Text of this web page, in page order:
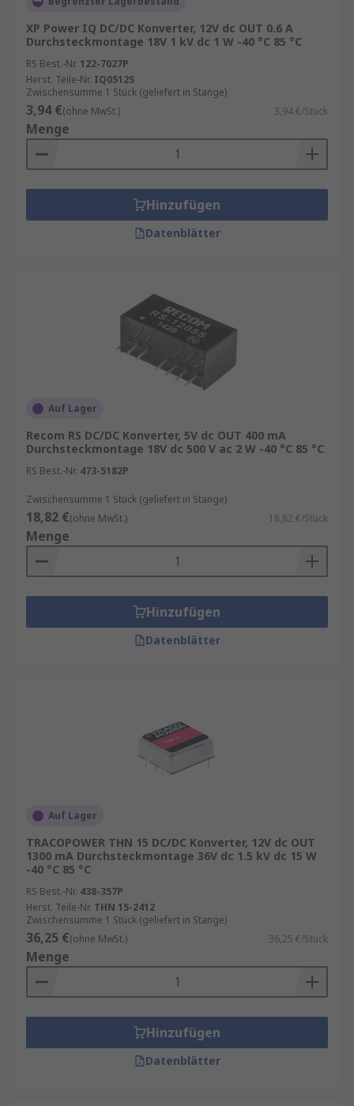
mit unseren
RS Procurement Solutions
Ein DC/DC‑Wandler wandelt eine vorhandene
Gleichspannung (z. B. 12 V oder 24 V) in eine
andere Gleichspannung (z. B. 5 V, ±15 V oder 3,3
V) um. Dabei kann die Ausgangsspannung
herabgesetzt (Buck), hochgesetzt (Boost) oder
invertiert werden. Moderne
Gleichspannungswandler arbeiten mit hohen
ausgelegt, was sie ideal für energieeffiziente
Anwendungen macht.
Schaltnetzteile
Sensorik und Messtechnik
Automotive‑Elektronik
IoT‑ und Embedded‑Systeme
Typen von DC/DC‑Wandlern
verschiedene Bauformen und
Schaltungstopologien zur Verfügung:
Isolierte
DC/DC‑Converter:
bieten einegalvanische Trennung
zwischen Ein‑ und Ausgang. Sie kommen
dort zum Einsatz, wo hohe
Sicherheitsanforderungen bestehen oder
Nicht isolierte DC/DC‑Wandler
isolierte DC/DC‑Wandler sind kompakt,
kosteneffizient und ideal für Anwendungen
mit gemeinsamer Masse. Sie werden häufig
durch hohe Leistungsdichten.
Step‑Down (Buck) und Step‑Up (Boost)
Wandler
Buck‑Wandler : Reduzieren die
Eingangsspannung auf ein niedrigeres
Niveau
Boost‑Wandler: Erhöhen die
Eingangsspannung auf ein höheres Niveau
Kombinierte Buck‑Boost‑Topologien ermöglichen
maximale Flexibilität bei schwankenden
Eingangsspannungen.
XP Power IQ DC/DC Konverter, 12V dc OUT 0.6 A
Durchsteckmontage 18V 1 kV dc 1 W -40 °C 85 °C
RS Best.-Nr. 122-7027P
Herst. Teile-Nr. IQ0512S
Zwischensumme 1 Stück (geliefert in Stange)
3,94 €(ohne MwSt.) 3,94 €/Stück
Menge
Hinzufügen
Datenblätter
Auf Lager
Recom RS DC/DC Konverter, 5V dc OUT 400 mA
Durchsteckmontage 18V dc 500 V ac 2 W -40 °C 85 °C
RS Best.-Nr. 473-5182P
Zwischensumme 1 Stück (geliefert in Stange)
18,82 €(ohne MwSt.) 18,82 €/Stück
Menge
Hinzufügen
Datenblätter
Auf Lager
TRACOPOWER THN 15 DC/DC Konverter, 12V dc OUT
1300 mA Durchsteckmontage 36V dc 1.5 kV dc 15 W
-40 °C 85 °C
RS Best.-Nr. 438-357P
Herst. Teile-Nr. THN 15-2412
Zwischensumme 1 Stück (geliefert in Stange)
36,25 €(ohne MwSt.) 36,25 €/Stück
Menge
Hinzufügen
Datenblätter